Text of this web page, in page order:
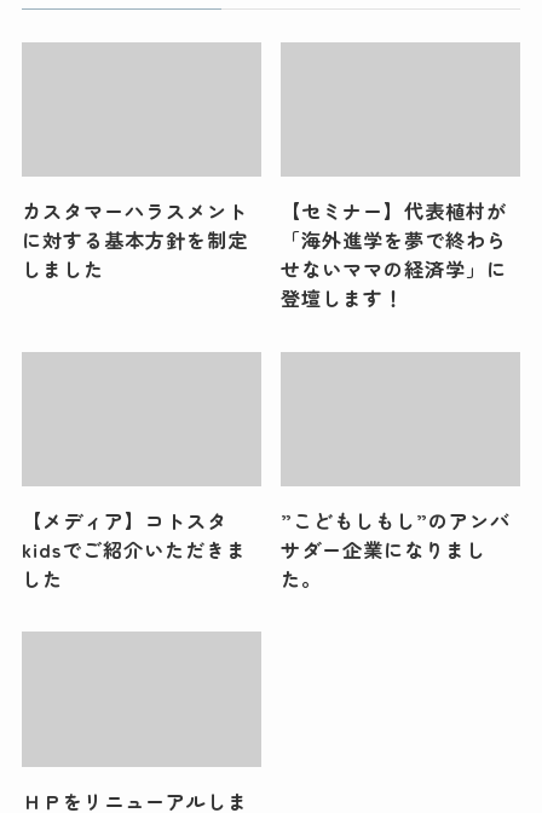
カスタマーハラスメント
に対する基本方針を制定
しました
【セミナー】代表植村が
「海外進学を夢で終わら
せないママの経済学」に
登壇します！
【メディア】コトスタ
kidsでご紹介いただきま
した
”こどもしもし”のアンバ
サダー企業になりまし
た。
ＨＰをリニューアルしま